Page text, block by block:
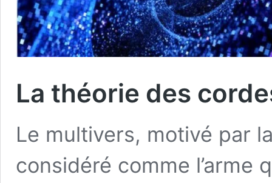
La théorie des
Le multivers, motivé par
considéré comme l’arme